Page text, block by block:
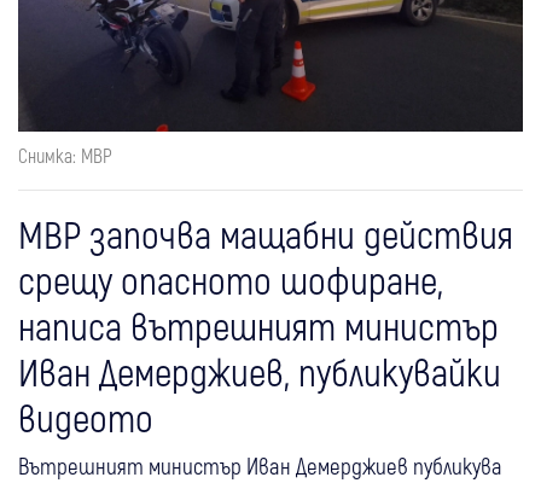
Снимка: МВР
МВР започва мащабни действия
срещу опасното шофиране,
написа вътрешният министър
Иван Демерджиев, публикувайки
видеото
Вътрешният министър Иван Демерджиев публикува